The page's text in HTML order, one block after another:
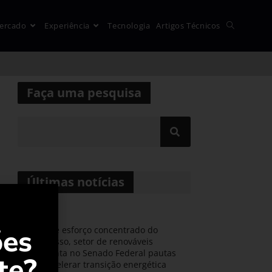
Experiência Tecnologia Artigos Técnicos
Faça uma pesquisa
Últimas notícias
Durante esforço concentrado do
Congresso, setor de renováveis
apresenta no Senado Federal pautas
para acelerar transição energética